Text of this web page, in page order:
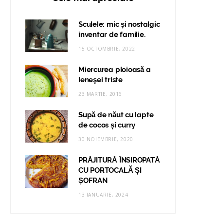
Sculele: mic și nostalgic
inventar de familie.
15 OCTOMBRIE, 2022
Miercurea ploioasă a
leneşei triste
23 MARTIE, 2016
Supă de năut cu lapte
de cocos și curry
30 NOIEMBRIE, 2020
PRĂJITURĂ ÎNSIROPATĂ
CU PORTOCALĂ ȘI
ȘOFRAN
13 IANUARIE, 2024